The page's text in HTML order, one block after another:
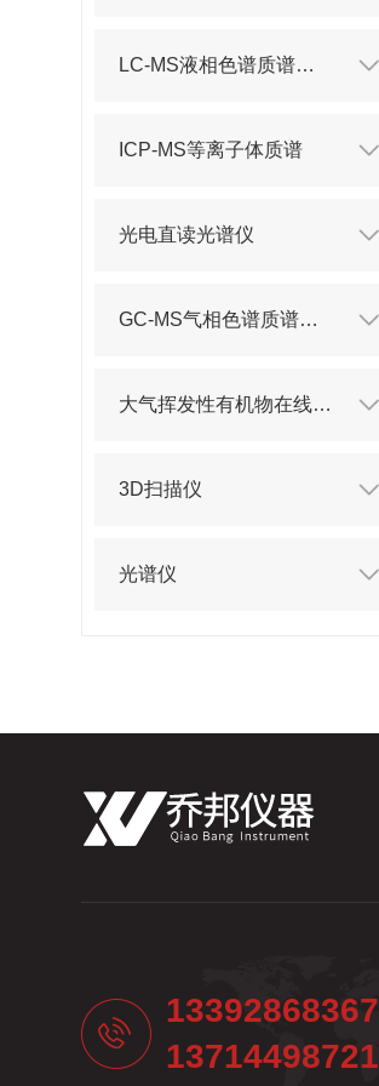
LC-MS液相色谱质谱联用仪
ICP-MS等离子体质谱
光电直读光谱仪
GC-MS气相色谱质谱联用仪
大气挥发性有机物在线分析仪
3D扫描仪
光谱仪
13392868367
13714498721